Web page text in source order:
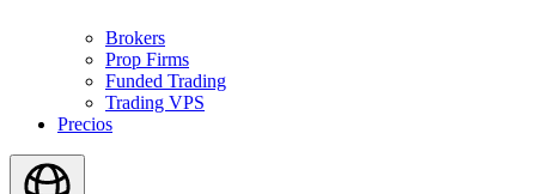
Brokers
Prop Firms
Funded Trading
Trading VPS
Precios